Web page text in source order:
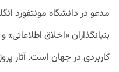
مدعو در دانشگاه مونتفورد
بنیانگذاران «اخلاق